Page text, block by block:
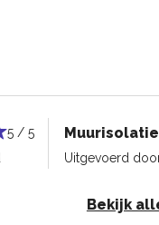
5 / 5
Muurisolatie
Uitgevoerd
Bekijk